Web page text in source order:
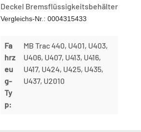
Deckel Bremsflüssigkeitsbehälter
Vergleichs-Nr.: 0004315433
Fa
hrz
eu
g-
Ty
p:
MB Trac 440, U401, U403,
U406, U407, U413, U416,
U417, U424, U425, U435,
U437, U2010